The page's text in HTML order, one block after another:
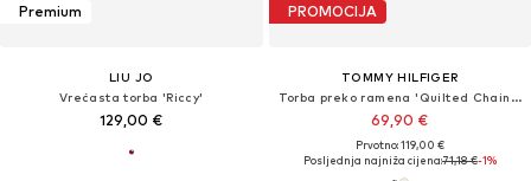
Premium
LIU JO
Vrećasta torba 'Riccy'
129,00 €
PROMOCIJA
TOMMY HILFIGER
Torba preko ramena 'Quilted Chain TH Monogram'
69,90 €
Prvotno: 119,00 €
Posljednja najniža cijena:71,18 €-1%